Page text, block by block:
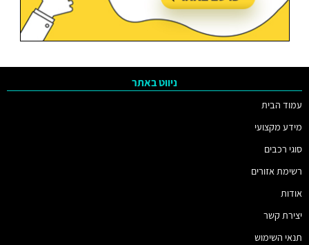
ניווט באתר
עמוד הבית
מידע מקצועי
סוגי רכבים
רשימת אזורים
אודות
יצירת קשר
תנאי השימוש